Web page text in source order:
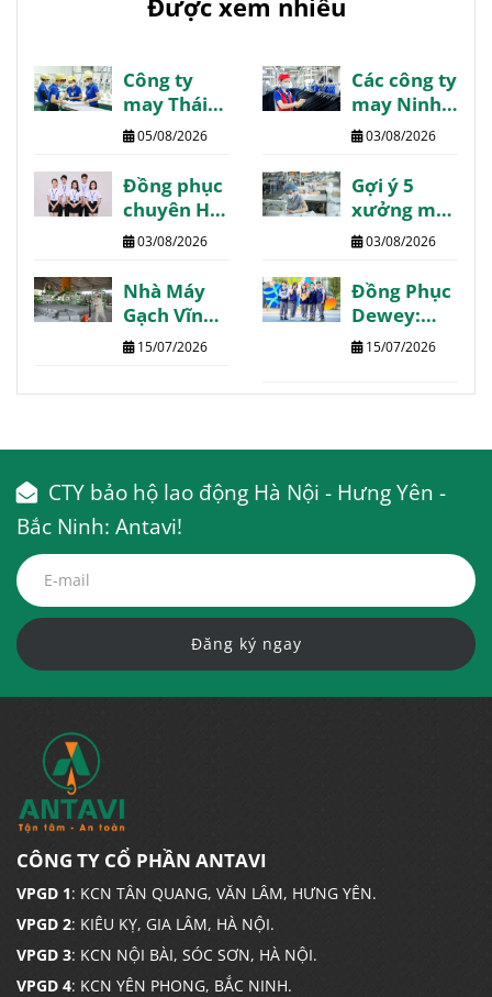
Được xem nhiều
Công ty
may Thái
Bình danh
review
chất lượng
05/08/2026
Các công ty
may Ninh
Bình giá tốt
review
03/08/2026
Đồng phục
chuyên Hạ
Long may
theo yêu
cầu
03/08/2026
Gợi ý 5
xưởng may
Phú Thọ
giá tốt giao
nhanh
03/08/2026
Nhà Máy
Gạch Vĩnh
Phúc:
chi tiết
15/07/2026
Đồng Phục
Dewey:
Trường
The Dewey
15/07/2026
CTY bảo hộ lao động Hà Nội - Hưng Yên -
Bắc Ninh: Antavi!
Đăng ký ngay
CÔNG TY CỔ PHẦN ANTAVI
VPGD 1: KCN TÂN QUANG, VĂN LÂM, HƯNG YÊN.
VPGD 2: KIÊU KỴ, GIA LÂM, HÀ NỘI.
VPGD 3: KCN NỘI BÀI, SÓC SƠN, HÀ NỘI.
VPGD 4: KCN YÊN PHONG, BẮC NINH.